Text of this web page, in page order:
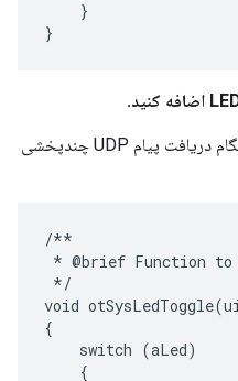
این تابع برای تغییر وضعیت LED4 هنگام دریافت پیام UDP چندپخشی
* @brief
void
switch